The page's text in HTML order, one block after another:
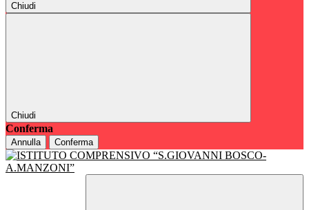
Chiudi
Chiudi
Conferma
Annulla Conferma